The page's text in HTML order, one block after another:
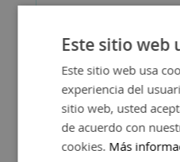
FAQ - Preguntas y
Este sitio web
Este sitio web usa
experiencia del
sitio web, usted
de acuerdo con
cookies. Más